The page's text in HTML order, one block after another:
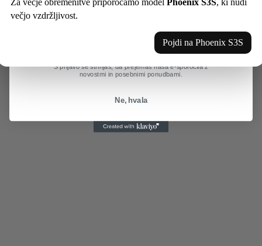
Za večje obremenitve priporočamo model Phoenix S3S, ki nudi
večjo vzdržljivost.
Pojdi na Phoenix S3S
Email
Izkoristi ponudbo
S prijavo se strinjaš, da prejemaš naša e-sporočila z
novostmi in posebnimi ponudbami.
Ne, hvala